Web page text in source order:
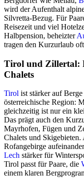
wird der Aufenthalt
Silvretta-Bezug. Für
Reisezeit und viel
Halbpension, beheizter
tragen den Kurzurlaub
Tirol und Zillertal:
Chalets
Tirol ist stärker auf
österreichische Region:
gleichzeitig ist nur ein
Das prägt auch den
Mayrhofen, Fügen und
Chalets und
Rofangebirge
Lech stärker für
Tirol passt für Paare, die
einem klaren